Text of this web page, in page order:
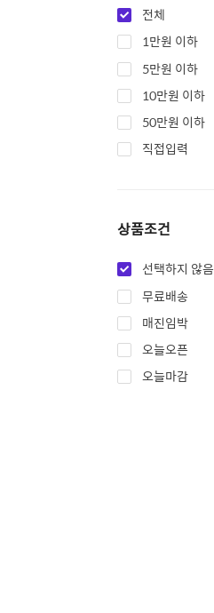
전체
1만원 이하
5만원 이하
10만원 이하
50만원 이하
직접입력
상품조건
선택하지 않음
무료배송
매진임박
오늘오픈
오늘마감